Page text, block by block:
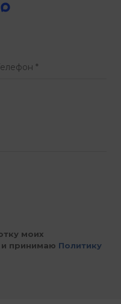
моих
принимаю Политику